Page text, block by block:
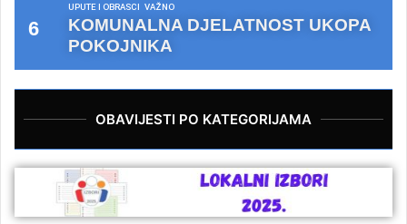
UPUTE I OBRASCI VAŽNO
KOMUNALNA DJELATNOST UKOPA
POKOJNIKA
OBAVIJESTI PO KATEGORIJAMA